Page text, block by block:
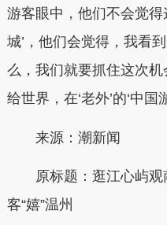
游客眼中，他们不会觉得
城’，他们会觉得，我看
么，我们就要抓住这次
给世界，在‘老外’的‘中
来源：潮新闻
原标题：逛江心屿观
客“嬉”温州